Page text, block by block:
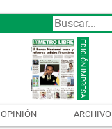
OPINIÓN ARCHIVO